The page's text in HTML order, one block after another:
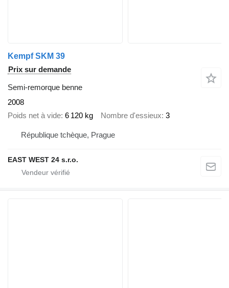
Kempf SKM 39
Prix sur demande
Semi-remorque benne
2008
Poids net à vide 6 120 kg Nombre d'essieux 3
République tchèque, Prague
EAST WEST 24 s.r.o.